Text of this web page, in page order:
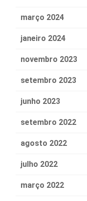
março 2024
janeiro 2024
novembro 2023
setembro 2023
junho 2023
setembro 2022
agosto 2022
julho 2022
março 2022